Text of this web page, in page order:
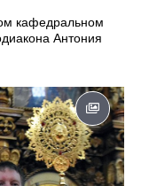
кафедральном
Антония